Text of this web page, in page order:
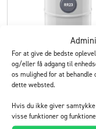
For at give de bedste
og/eller få adgang til
os mulighed for at
dette websted.
Hvis du ikke giver
visse funktioner og
ElaProof PRO S
rullebar og
Læs mere